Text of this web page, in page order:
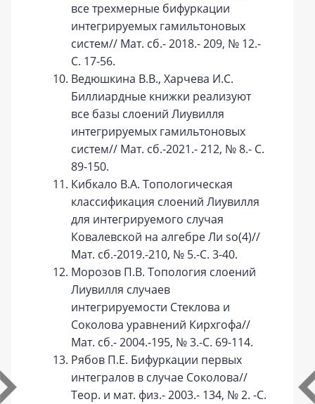
все трехмерные бифуркации
интегрируемых гамильтоновых
систем// Мат. сб.- 2018.- 209, № 12.-
С. 17-56.
Ведюшкина В.В., Харчева И.С.
Биллиардные книжки реализуют
все базы слоений Лиувилля
интегрируемых гамильтоновых
систем// Мат. сб.-2021.- 212, № 8.- С.
89-150.
Кибкало В.А. Топологическая
классификация слоений Лиувилля
для интегрируемого случая
Ковалевской на алгебре Ли so(4)//
Мат. сб.-2019.-210, № 5.-С. 3-40.
Морозов П.В. Топология слоений
Лиувилля случаев
интегрируемости Стеклова и
Соколова уравнений Кирхгофа//
Мат. сб.- 2004.-195, № 3.-С. 69-114.
Рябов П.Е. Бифуркации первых
интегралов в случае Соколова//
Теор. и мат. физ.- 2003.- 134, № 2. -С.